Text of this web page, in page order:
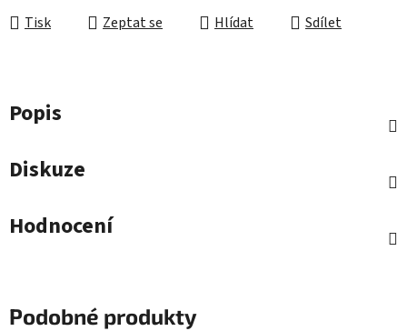
Tisk Zeptat se Hlídat Sdílet
Popis
Diskuze
Hodnocení
Podobné produkty